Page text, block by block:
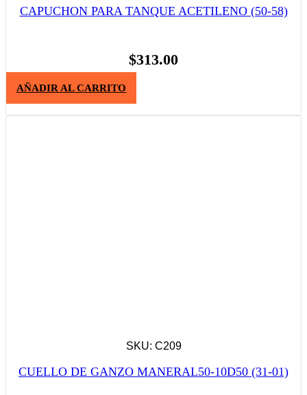
CAPUCHON PARA TANQUE ACETILENO (50-58)
$313.00
AÑADIR AL CARRITO
SKU: C209
CUELLO DE GANZO MANERAL50-10D50 (31-01)